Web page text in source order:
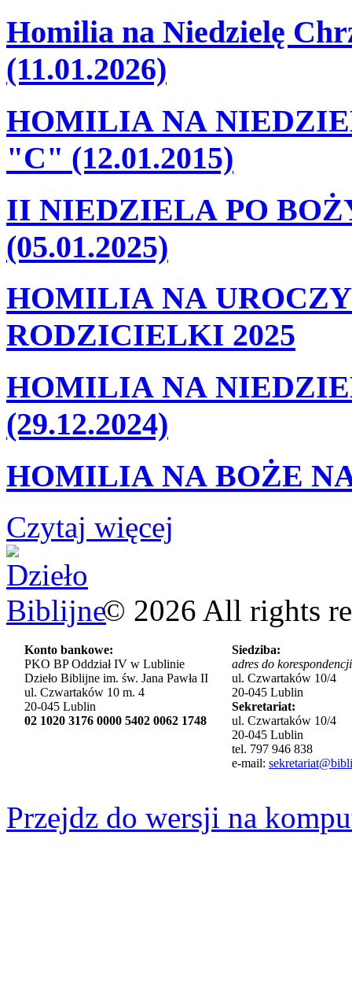
Homilia na Niedzielę
(11.01.2026)
HOMILIA NA
"C" (12.01.2015)
II NIEDZIELA PO
(05.01.2025)
HOMILIA NA
RODZICIELKI 2025
HOMILIA NA
(29.12.2024)
HOMILIA NA BOŻE
Czytaj więcej
© 2026 All rights
Konto bankowe:
PKO BP Oddział IV w Lublinie
Dzieło Biblijne im. św. Jana Pawła II
ul. Czwartaków 10 m. 4
20-045 Lublin
02 1020 3176 0000 5402 0062 1748
Siedziba:
adres do
ul. Czwartaków 10/4
20-045 Lublin
Sekretariat:
ul. Czwartaków 10/4
20-045 Lublin
tel. 797 946 838
e-mail:
Przejdz do wersji na